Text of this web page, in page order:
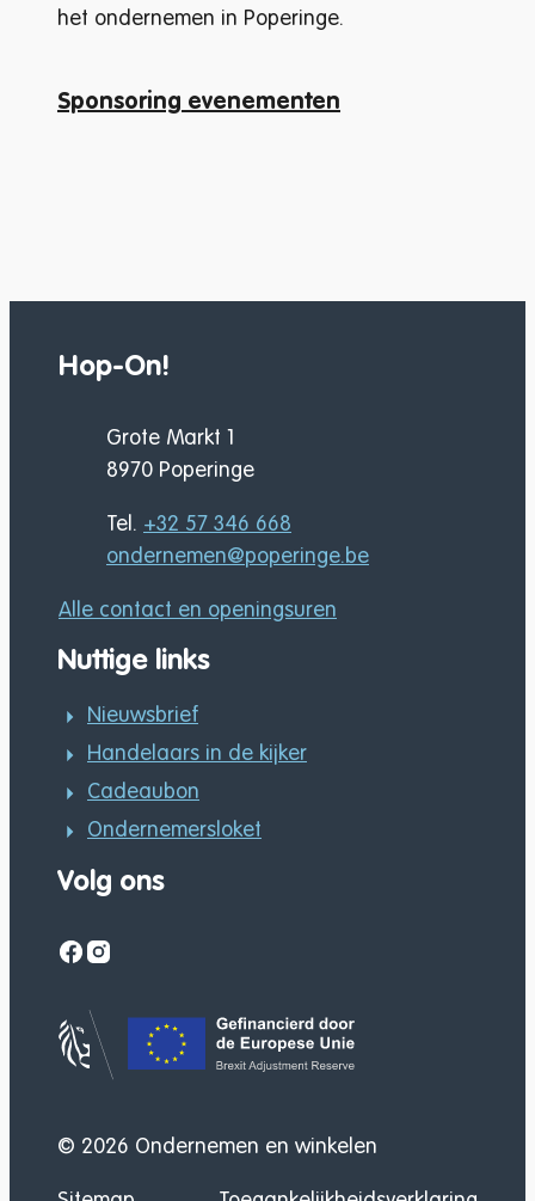
het ondernemen in Poperinge.
Sponsoring evenementen
Hop-On!
AdresGrote Markt 1
,8970 Poperinge
+32 57 346 668
E-mailondernemen@poperinge.be
Alle contact en openingsuren
Nuttige links
Nieuwsbrief
Handelaars in de kijker
Cadeaubon
Ondernemersloket
Volg ons
Facebook
Instagram
© 2026 Ondernemen en winkelen